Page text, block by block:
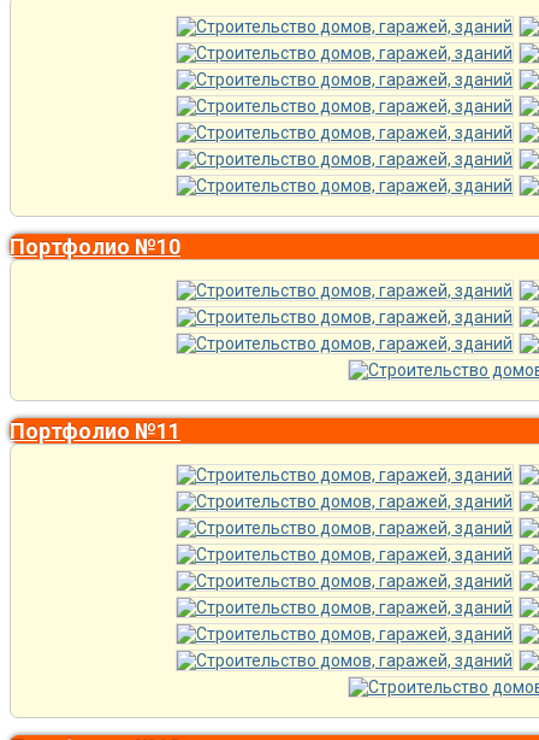
Портфолио №10
Портфолио №11